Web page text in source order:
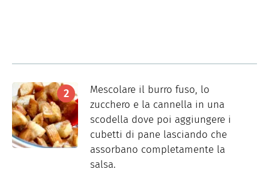
Mescolare il burro fuso, lo
zucchero e la cannella in una
scodella dove poi aggiungere i
cubetti di pane lasciando che
assorbano completamente la
salsa.